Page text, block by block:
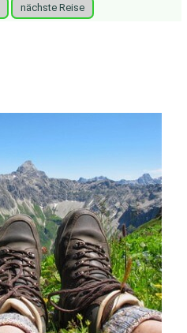
nächste Reise